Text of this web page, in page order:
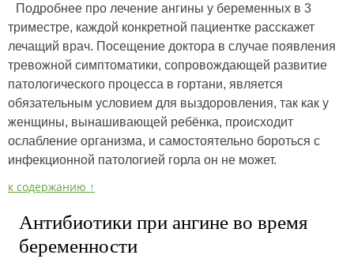
Подробнее про лечение ангины у беременных в 3
триместре, каждой конкретной пациентке расскажет
лечащий врач. Посещение доктора в случае появления
тревожной симптоматики, сопровождающей развитие
патологического процесса в гортани, является
обязательным условием для выздоровления, так как у
женщины, вынашивающей ребёнка, происходит
ослабление организма, и самостоятельно бороться с
инфекционной патологией горла он не может.
к содержанию ↑
Антибиотики при ангине во время
беременности